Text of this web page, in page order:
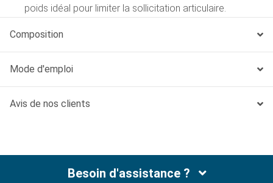
poids idéal pour limiter la sollicitation articulaire.
Une formule très appétente convenant à toutes les
défavorable au développement de calculs de struvite
votre vétérinaire.
Composition
Mode d'emploi
Avis de nos clients
Besoin d'assistance ?